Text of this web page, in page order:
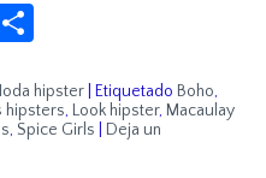
hipster Etiquetado Boho,
hipsters, Look hipster, Macaulay
, Spice Girls
Deja un